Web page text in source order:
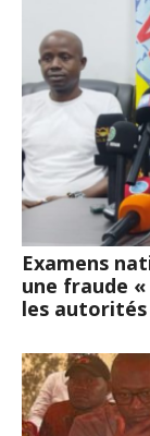
Examens
une fraude
les